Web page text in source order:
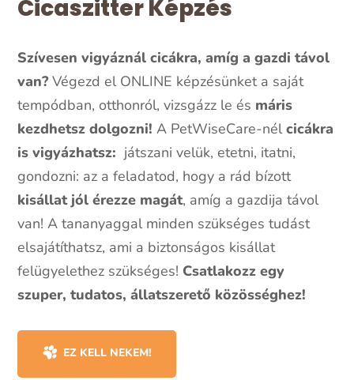
Cicaszitter Képzés
Szívesen vigyáznál cicákra, amíg a gazdi távol
van?Végezd el ONLINE képzésünket a saját
tempódban, otthonról, vizsgázz le és máris
kezdhetsz dolgozni! A PetWiseCare-nélcicákra
is vigyázhatsz: játszani velük, etetni, itatni,
gondozni: az a feladatod, hogy a rád bízott
kisállat jól érezze magát, amíg a gazdija távol
van! A tananyaggal minden szükséges tudást
elsajátíthatsz, ami a biztonságos kisállat
felügyelethez szükséges! Csatlakozz egy
szuper, tudatos, állatszerető közösséghez!
EZ KELL NEKEM!